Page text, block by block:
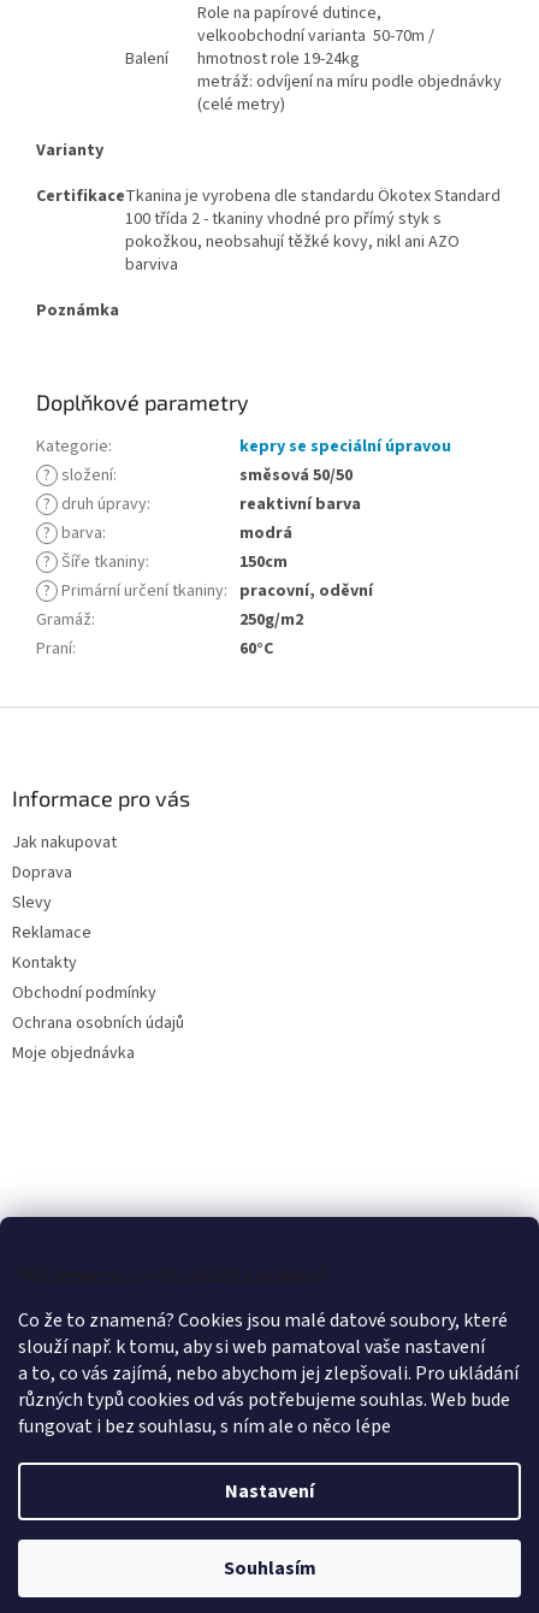
Můžeme si u vás uložit cookies?
Co že to znamená? Cookies jsou malé datové soubory, které
slouží např. k tomu, aby si web pamatoval vaše nastavení
a to, co vás zajímá, nebo abychom jej zlepšovali. Pro ukládání
různých typů cookies od vás potřebujeme souhlas. Web bude
fungovat i bez souhlasu, s ním ale o něco lépe
Nastavení
Souhlasím
Balení
Role na papírové dutince,
velkoobchodní varianta 50-70m /
hmotnost role 19-24kg
metráž: odvíjení na míru podle objednávky
(celé metry)
Varianty
CertifikaceTkanina je vyrobena dle standardu Ökotex Standard
100 třída 2 - tkaniny vhodné pro přímý styk s
pokožkou, neobsahují těžké kovy, nikl ani AZO
barviva
Poznámka
Doplňkové parametry
Kategorie:
kepry se speciální úpravou
? složení:
směsová 50/50
? druh úpravy:
reaktivní barva
? barva:
modrá
? Šíře tkaniny:
150cm
? Primární určení tkaniny: pracovní, oděvní
Gramáž:
250g/m2
Praní: 60°C
Informace pro vás
Jak nakupovat
Doprava
Slevy
Reklamace
Kontakty
Obchodní podmínky
Ochrana osobních údajů
Moje objednávka
Vytvořil Shoptet
LÁTKY OLEX PRAHA. Všechna práva vyhrazena.